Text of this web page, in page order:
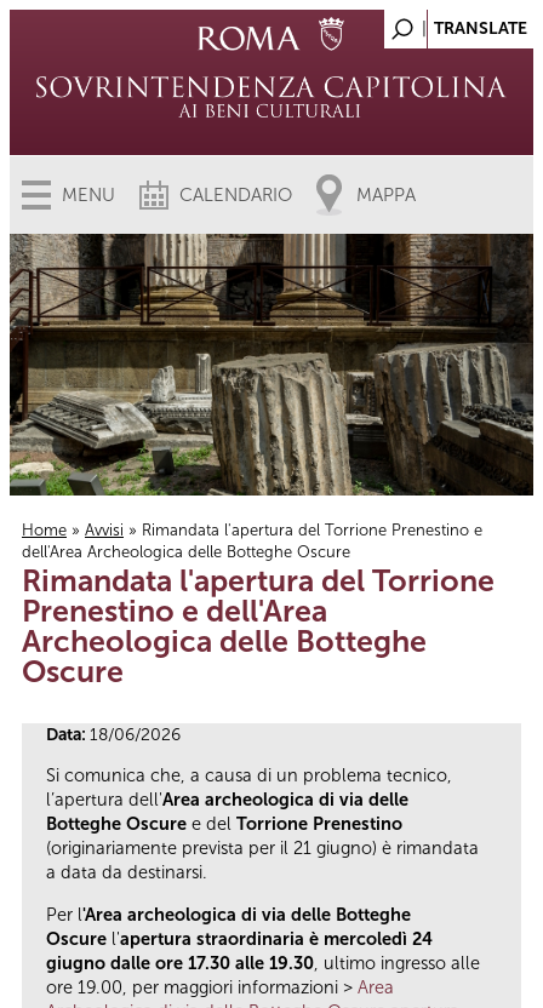
MENU CALENDARIO MAPPA
Tu sei qui
Home » Avvisi » Rimandata l'apertura del Torrione Prenestino e
dell'Area Archeologica delle Botteghe Oscure
Rimandata l'apertura del Torrione
Prenestino e dell'Area
Archeologica delle Botteghe
Oscure
Data: 18/06/2026
Si comunica che, a causa di un problema tecnico,
l’apertura dell'Area archeologica di via delle
Botteghe Oscure e del Torrione Prenestino
(originariamente prevista per il 21 giugno) è rimandata
a data da destinarsi.
Per l'Area archeologica di via delle Botteghe
Oscure l'apertura straordinaria è mercoledì 24
giugno dalle ore 17.30 alle 19.30 , ultimo ingresso alle
ore 19.00, per maggiori informazioni > Area